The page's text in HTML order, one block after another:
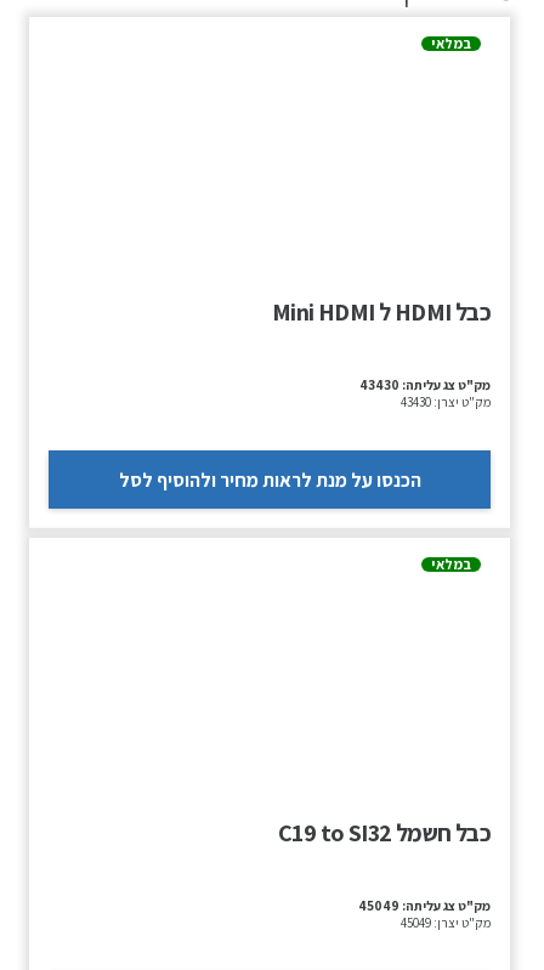
במלאי
כבל HDMI ל Mini HDMI
מק"ט צג עליתה: 43430
מק"ט יצרן: 43430
הכנסו על מנת לראות מחיר ולהוסיף לסל
במלאי
כבל חשמל C19 to SI32
מק"ט צג עליתה: 45049
מק"ט יצרן: 45049